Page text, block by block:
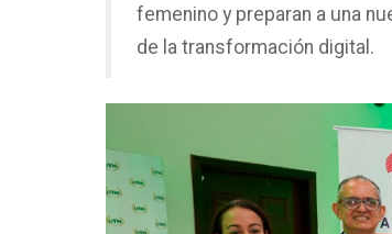
femenino y preparan a una
de la transformación digital.